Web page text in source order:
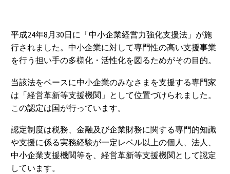
平成24年8月30日に「中小企業経営力強化支援法」が施
行されました。中小企業に対して専門性の高い支援事業
を行う担い手の多様化・活性化を図るためがその目的。
当該法をベースに中小企業のみなさまを支援する専門家
は「経営革新等支援機関」として位置づけられました。
この認定は国が行っています。
認定制度は税務、金融及び企業財務に関する専門的知識
や支援に係る実務経験が一定レベル以上の個人、法人、
中小企業支援機関等を、経営革新等支援機関として認定
しています。